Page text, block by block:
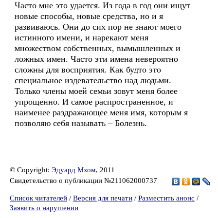
Часто мне это удается. Из года в год они ищут
новые способы, новые средства, но и я
развиваюсь. Они до сих пор не знают моего
истинного имени, и нарекают меня
множеством собственных, вымышленных и
ложных имен. Часто эти имена невероятно
сложны для восприятия. Как будто это
специальное издевательство над людьми.
Только члены моей семьи зовут меня более
упрощенно. И самое распространенное, и
наименее раздражающее меня имя, которым я
позволяю себя называть – Болезнь.
© Copyright: Эдуард Мхом, 2011
Свидетельство о публикации №211062000737
Список читателей / Версия для печати / Разместить анонс /
Заявить о нарушении